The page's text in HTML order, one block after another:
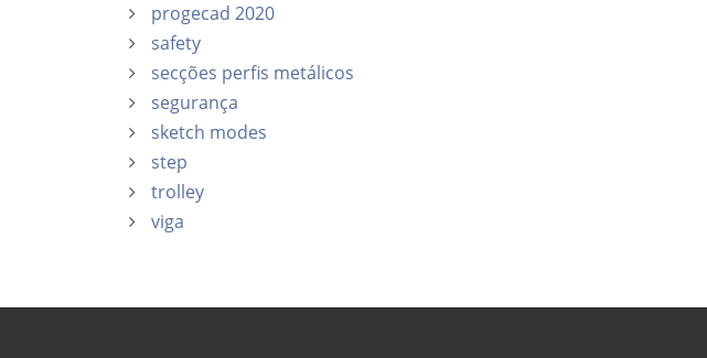
progecad 2020
safety
secções perfis metálicos
segurança
sketch modes
step
trolley
viga